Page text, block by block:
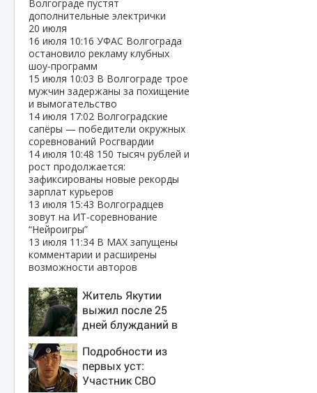
Волгограде пустят
дополнительные электрички
20 июля
16 июля 10:16 УФАС Волгограда
остановило рекламу клубных
шоу‑программ
15 июля 10:03 В Волгограде трое
мужчин задержаны за похищение
и вымогательство
14 июля 17:02 Волгоградские
сапёры — победители окружных
соревнований Росгвардии
14 июля 10:48 150 тысяч рублей и
рост продолжается:
зафиксированы новые рекорды
зарплат курьеров
13 июля 15:43 Волгоградцев
зовут на ИТ‑соревнование
“Нейроигры”
13 июля 11:34 В МАХ запущены
комментарии и расширены
возможности авторов
Житель Якутии
выжил после 25
дней блужданий в
Подробности из
первых уст:
Участник СВО